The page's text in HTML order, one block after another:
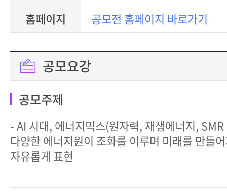
홈페이지
공모전 홈페이지 바로가기
공모요강
공모주제
- AI 시대, 에너지믹스(원자력, 재생에너지,
다양한 에너지원이 조화를 이루며 미래를 만들
자유롭게 표현